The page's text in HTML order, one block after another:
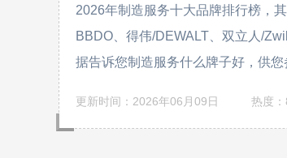
2026年制造服务十大品牌排行榜，
BBDO、得伟/DEWALT、双立人/
据告诉您制造服务什么牌子好，供您
更新时间：2026年06月09日 热度